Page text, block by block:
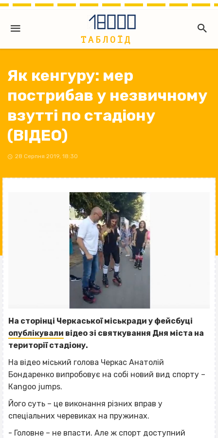
Як кенгуру: мер
пострибав у незвичному
взутті по стадіону
(ВІДЕО)
28 Серпня 2019, 18:30
На сторінці Черкаської міськради у фейсбуці
опублікували відео зі святкування Дня міста на
території стадіону.
На відео міський голова Черкас Анатолій
Бондаренко випробовує на собі новий вид спорту –
Кangoo jumps.
Його суть – це виконання різних вправ у
спеціальних черевиках на пружинах.
- Головне – не впасти. Але ж спорт доступний